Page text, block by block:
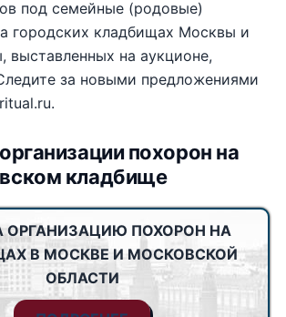
под семейные (родовые)
городских кладбищах Москвы и
на аукционе,
за новыми предложениями
похорон на
кладбище
ОРГАНИЗАЦИЮ ПОХОРОН НА
В МОСКВЕ И МОСКОВСКОЙ
ОБЛАСТИ